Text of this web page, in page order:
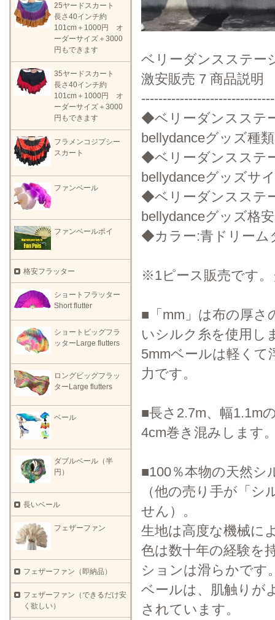
ベリーダンスステー
激安販売 7 商品説明
◆ベリーダンスステ
bellydanceグッズ種
◆ベリーダンスステ
bellydanceグッズサ
◆ベリーダンスステ
bellydanceグッズ格安
◆カラー:青ドリーム
※1ピース販売です
■「mm」は布の厚さ
いシルク糸を使用し
5mmベールは軽く
力です。
■長さ2.7m、幅1.1m
4cm巻き混みします
■100％本物の天然シ
（他の売り手が「
せん）。
生地は高度な機械に
色は数十年の経験を
ションは滑らかです
ベールは、肌触りが
されています。
25ヤードスカート
長さ40インチ約
101cm＋1000円 オ
ーダーサイズ＋3000
円もできます
35ヤードスカート
長さ40インチ約
101cm＋1000円 オ
ーダーサイズ＋3000
円もできます
フラメンコジプシー
スカート
ファンベール
ファンベールポイ
格安フラッター
ショートフラッター
Short flutter
ショートビッグフラ
ッターLarge flutters
ロングビッグフラッ
ターLarge flutters
ベール
ダブルベール（半
円）
長いベール
フェザーファン
フェザーファン（即納品）
フェザーファン（できるだけ安
く欲しい）